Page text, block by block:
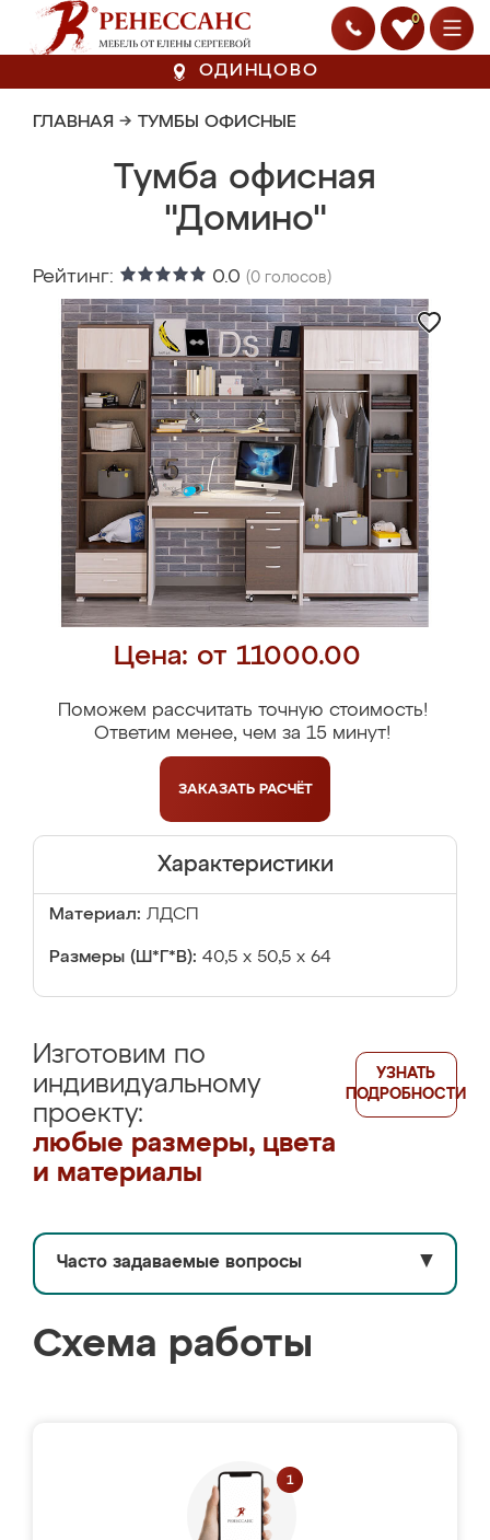
0
ОДИНЦОВО
ГЛАВНАЯ → ТУМБЫ ОФИСНЫЕ
Тумба офисная
"Домино"
Рейтинг: 0.0 (0 голосов)
Цена: от 11000.00
Поможем рассчитать точную стоимость!
Ответим менее, чем за 15 минут!
ЗАКАЗАТЬ РАСЧЁТ
Характеристики
Материал: ЛДСП
Размеры (Ш*Г*В): 40,5 х 50,5 х 64
Изготовим по
индивидуальному
проекту:
любые размеры, цвета
и материалы
УЗНАТЬ
ПОДРОБНОСТИ
Часто задаваемые вопросы ▼
Схема работы